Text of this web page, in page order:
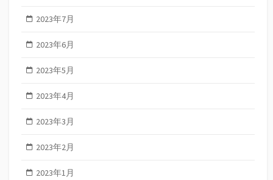
2023年7月
2023年6月
2023年5月
2023年4月
2023年3月
2023年2月
2023年1月